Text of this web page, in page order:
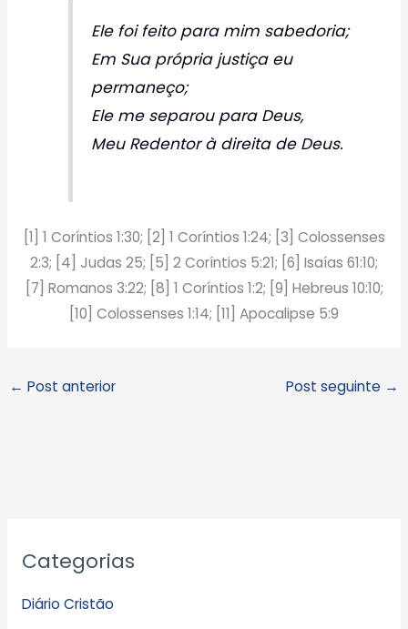
Ele foi feito para mim sabedoria;
Em Sua própria justiça eu
permaneço;
Ele me separou para Deus,
Meu Redentor à direita de Deus.
[1] 1 Coríntios 1:30; [2] 1 Coríntios 1:24; [3] Colossenses
2:3; [4] Judas 25; [5] 2 Coríntios 5:21; [6] Isaías 61:10;
[7] Romanos 3:22; [8] 1 Coríntios 1:2; [9] Hebreus 10:10;
[10] Colossenses 1:14; [11] Apocalipse 5:9
← Post anterior Post seguinte →
Categorias
Diário Cristão
r